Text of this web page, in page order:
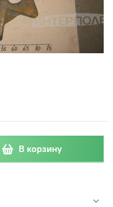
В корзину